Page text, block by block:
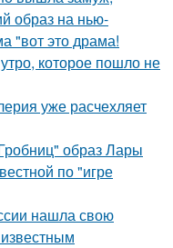
образ на нью-
"вот это драма!
которое пошло не
уже расчехляет
образ Лары
по "игре
нашла свою